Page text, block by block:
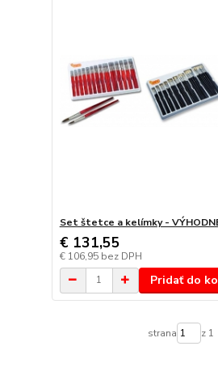
Set štetce a kelímky -
€ 131,55
€ 106,95 bez DPH
Pridať do
strana z 1